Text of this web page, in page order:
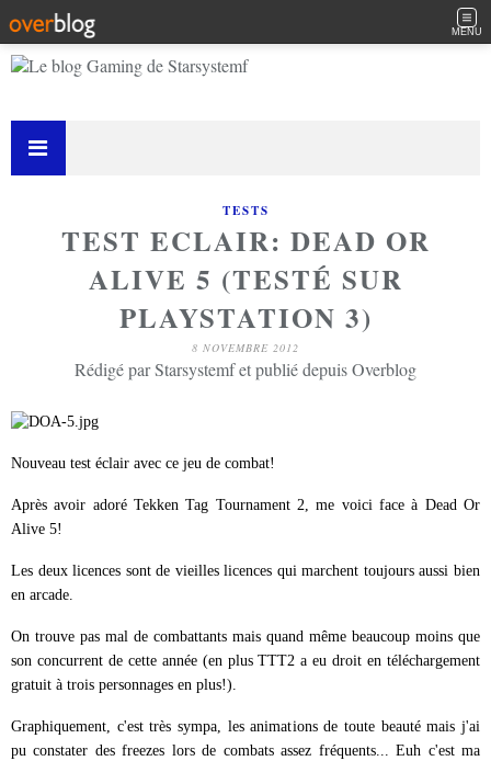
MENU
TESTS
TEST ECLAIR: DEAD OR
ALIVE 5 (TESTÉ SUR
PLAYSTATION 3)
8 NOVEMBRE 2012
Rédigé par Starsystemf et publié depuis Overblog
Nouveau test éclair avec ce jeu de combat!
Après avoir adoré Tekken Tag Tournament 2, me voici face à Dead Or
Alive 5!
Les deux licences sont de vieilles licences qui marchent toujours aussi bien
en arcade.
On trouve pas mal de combattants mais quand même beaucoup moins que
son concurrent de cette année (en plus TTT2 a eu droit en téléchargement
gratuit à trois personnages en plus!).
Graphiquement, c'est très sympa, les animations de toute beauté mais j'ai
pu constater des freezes lors de combats assez fréquents... Euh c'est ma